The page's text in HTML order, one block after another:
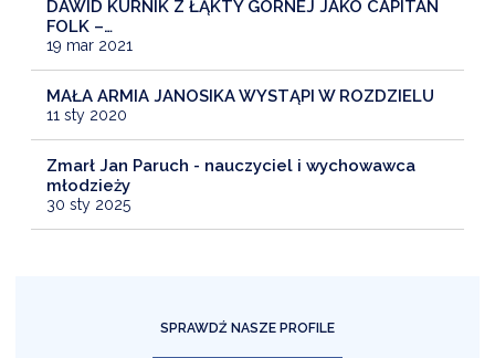
DAWID KURNIK Z ŁĄKTY GÓRNEJ JAKO CAPITAN
FOLK –…
19 mar 2021
MAŁA ARMIA JANOSIKA WYSTĄPI W ROZDZIELU
11 sty 2020
Zmarł Jan Paruch - nauczyciel i wychowawca
młodzieży
30 sty 2025
SPRAWDŹ NASZE PROFILE